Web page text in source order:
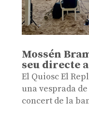
Mossén
seu directe
El Quiosc El
una vesprada
concert de la